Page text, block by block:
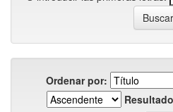
Ordenar por: